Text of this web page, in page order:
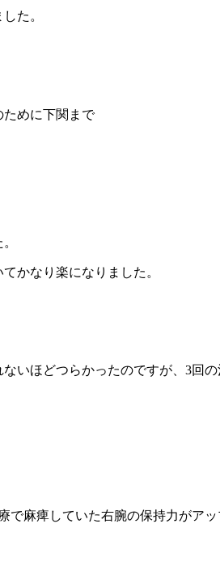
た。
めに下関まで
かなり楽になりました。
いほどつらかったのですが、3回
麻痺していた右腕の保持力がア